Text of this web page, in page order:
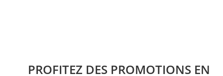
PROFITEZ DES PROMOTIONS EN